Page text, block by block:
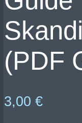
(PDF
3,00 €